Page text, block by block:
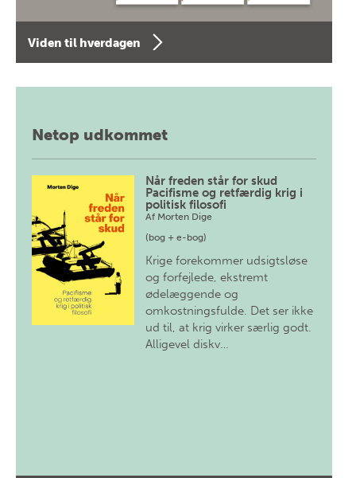
Viden til hverdagen
Netop udkommet
Når freden står for skud
Pacifisme og retfærdig krig i
politisk filosofi
Af Morten Dige
(bog + e-bog)
Krige forekommer udsigtsløse
og forfejlede, ekstremt
ødelæggende og
omkostningsfulde. Det ser ikke
ud til, at krig virker særlig godt.
Alligevel diskv…